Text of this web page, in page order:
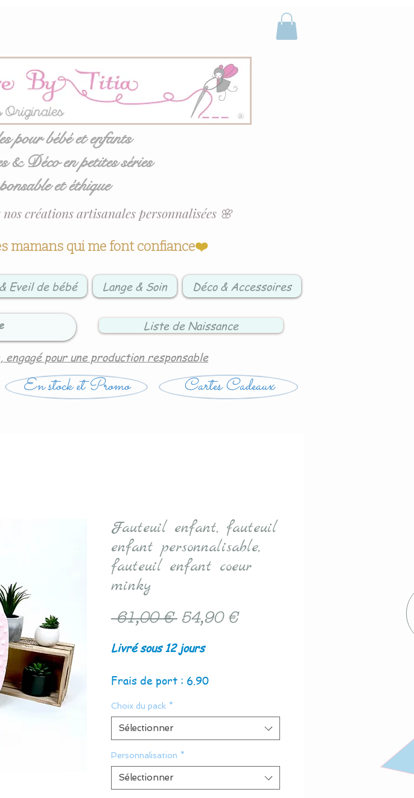
pour bébé et enfants
& Déco en petites séries
et éthique
mamans qui me font confiance❤️
créations artisanales personnalisées 🌸
Eveil de bébé Lange & Soin Déco & Accessoires
Liste de Naissance
pour une production responsable
En stock et Promo Cartes Cadeaux
Fauteuil enfant, fauteuil
enfant personnalisable,
fauteuil enfant coeur
minky
61,00 € Prix
54,90 €Prix
Livré sous 12 jours
Frais de port : 6.90
Choix du pack *
Sélectionner
Personnalisation *
Sélectionner